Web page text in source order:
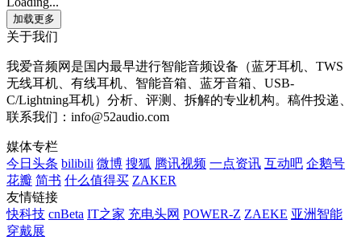
加载更多
关于我们
我爱音频网是国内最早进行智能音频设备（蓝牙耳机、TWS
无线耳机、有线耳机、智能音箱、蓝牙音箱、USB-
C/Lightning耳机）分析、评测、拆解的专业机构。稿件投递、
联系我们：info@52audio.com
媒体专栏
今日头条 bilibili 微博 搜狐 腾讯视频 一点资讯 互动吧 企鹅号
花瓣 简书 什么值得买 ZAKER
友情链接
快科技 cnBeta IT之家 充电头网 POWER-Z ZAEKE 亚洲智能
穿戴展